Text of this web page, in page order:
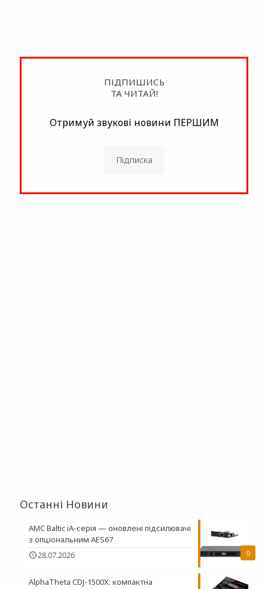
ПІДПИШИСЬ
ТА ЧИТАЙ!
Отримуй звукові новини ПЕРШИМ
Підписка
Останні Новини
0
AMC Baltic iA-серія — оновлені підсилювачі
з опціональним AES67
28.07.2026
AlphaTheta CDJ-1500X: компактна